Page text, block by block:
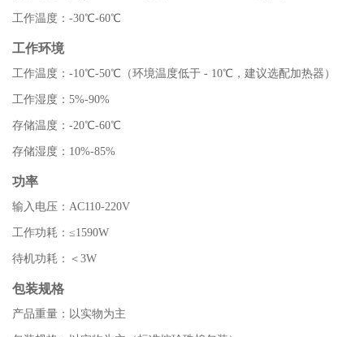
工作温度：-30℃-60℃
工作环境
工作温度：-10℃-50℃（环境温度低于 - 10℃，建议选配加热器）
工作湿度：5%-90%
存储温度：-20℃-60℃
存储湿度：10%-85%
功率
输入电压：AC110-220V
工作功耗：≤1590W
待机功耗：＜3W
包装规格
产品重量：以实物为主